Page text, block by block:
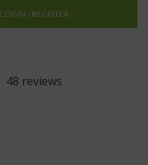
LOGIN / REGISTER
48 reviews